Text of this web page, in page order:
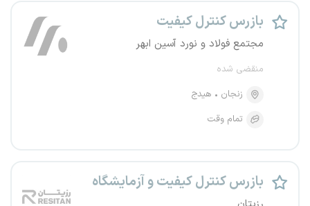
بازرس کنترل کیفیت
مجتمع فولاد و نورد آسین ابهر
منقضی شده
زنجان
هیدج
تمام وقت
بازرس کنترل کیفیت و آزمایشگاه